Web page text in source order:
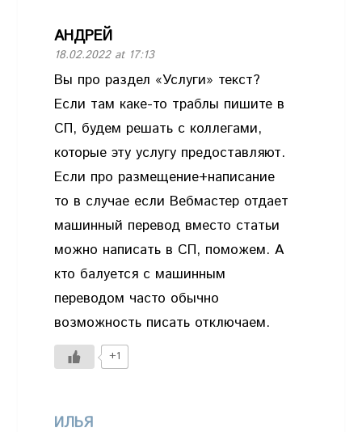
АНДРЕЙ
18.02.2022 at 17:13
Вы про раздел «Услуги» текст?
Если там каке-то траблы пишите в
СП, будем решать с коллегами,
которые эту услугу предоставляют.
Если про размещение+написание
то в случае если Вебмастер отдает
машинный перевод вместо статьи
можно написать в СП, поможем. А
кто балуется с машинным
переводом часто обычно
возможность писать отключаем.
+1
ИЛЬЯ